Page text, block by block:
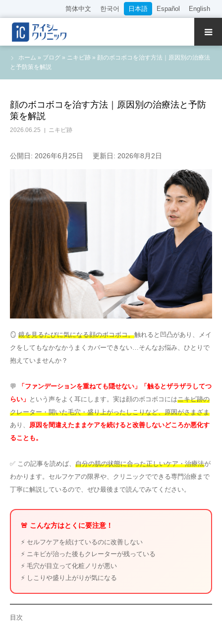
简体中文 한국어 日本語 Español English
ホーム » ブログ » ニキビ跡 » 顔のボコボコを治す方法｜原因別の治療法
と予防策を解説
顔のボコボコを治す方法｜原因別の治療法と予防
策を解説
2026.06.25 ニキビ跡
公開日: 2026年6月25日 更新日: 2026年8月2日
🪞 鏡を見るたびに気になる顔のボコボコ。触れると凹凸があり、メイ
クをしてもなかなかうまくカバーできない…そんなお悩み、ひとりで
抱えていませんか？
💬
「ファンデーションを重ねても隠せない」「触るとザラザラしてつ
らい」 という声をよく耳にします。実は顔のボコボコにはニキビ跡の
クレーター・開いた毛穴・盛り上がったしこりなど、原因がさまざま
あり、 原因を間違えたままケアを続けると改善しないどころか悪化す
ることも。
✅ この記事を読めば、 自分の肌の状態に合った正しいケア・治療法が
わかります。セルフケアの限界や、クリニックでできる専門治療まで
丁寧に解説しているので、ぜひ最後まで読んでみてください。
🚨 こんな方はとくに要注意！
⚡ セルフケアを続けているのに改善しない
⚡ ニキビが治った後もクレーターが残っている
⚡ 毛穴が目立って化粧ノリが悪い
⚡ しこりや盛り上がりが気になる
目次
クリニック紹介
診療内容
WEB予約
料金表
採用情報
简体中文 한국어 日本語 Español
English